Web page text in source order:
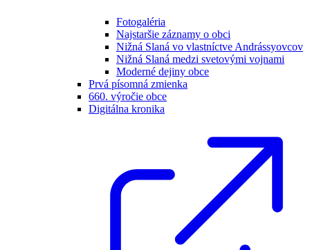
Fotogaléria
Najstaršie záznamy o obci
Nižná Slaná vo vlastníctve Andrássyovcov
Nižná Slaná medzi svetovými vojnami
Moderné dejiny obce
Prvá písomná zmienka
660. výročie obce
Digitálna kronika